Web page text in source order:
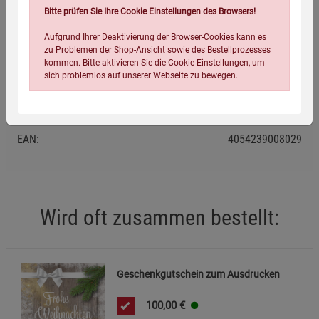
Die E-Mail mit dem Gutschein kann nur Ihnen zugeschickt
werden, nicht einer abweichenden Lieferanschrift.
EAN: 4054239008029
Wird oft zusammen bestellt:
Geschenkgutschein zum Ausdrucken
100,00 €
Bitte prüfen Sie Ihre Cookie Einstellungen des Browsers!
Aufgrund Ihrer Deaktivierung der Browser-Cookies kann es
zu Problemen der Shop-Ansicht sowie des Bestellprozesses
kommen. Bitte aktivieren Sie die Cookie-Einstellungen, um
sich problemlos auf unserer Webseite zu bewegen.
Notwendige Cookies (5)
Beschreibung Notwendige Cookies